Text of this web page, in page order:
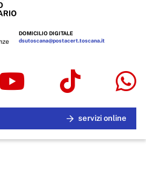
DOMICILIO DIGITALE
dsutoscana@postacert.toscana.it
servizi online